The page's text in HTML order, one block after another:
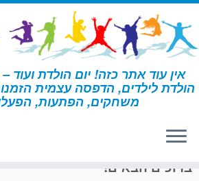
דלג
לתוכן
אין עוד אתר כזה! יום הולדת ועוד
הולדת לילדים, הדפסה עצמית
משחקים, הפתעות, דף הבית » קרם
ברוכים הבאים!